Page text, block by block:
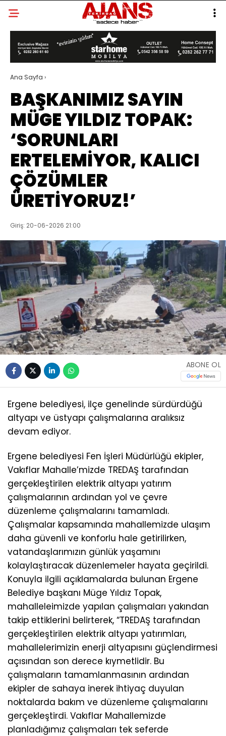
Ana Sayfa ›
BAŞKANIMIZ SAYIN
MÜGE YILDIZ TOPAK:
‘SORUNLARI
ERTELEMİYOR, KALICI
ÇÖZÜMLER
ÜRETİYORUZ!’
Giriş: 20-06-2026 21:00
ABONE OL
Ergene belediyesi, ilçe genelinde sürdürdüğü
altyapı ve üstyapı çalışmalarına aralıksız
devam ediyor.
Ergene belediyesi Fen İşleri Müdürlüğü ekipler,
Vakıflar Mahalle’mizde TREDAŞ tarafından
gerçekleştirilen elektrik altyapı yatırım
çalışmalarının ardından yol ve çevre
düzenleme çalışmalarını tamamladı.
Çalışmalar kapsamında mahallemizde ulaşım
daha güvenli ve konforlu hale getirilirken,
vatandaşlarımızın günlük yaşamını
kolaylaştıracak düzenlemeler hayata geçirildi.
Konuyla ilgili açıklamalarda bulunan Ergene
Belediye başkanı Müge Yıldız Topak,
mahalleleimizde yapılan çalışmaları yakından
takip ettiklerini belirterek, “TREDAŞ tarafından
gerçekleştirilen elektrik altyapı yatırımları,
mahallelerimizin enerji altyapısını güçlendirmesi
açısından son derece kıymetlidir. Bu
çalışmaların tamamlanmasının ardından
ekipler de sahaya inerek ihtiyaç duyulan
noktalarda bakım ve düzenleme çalışmalarını
gerçekleştirdi. Vakıflar Mahallemizde
planladığımız çalışmaları tek seferde